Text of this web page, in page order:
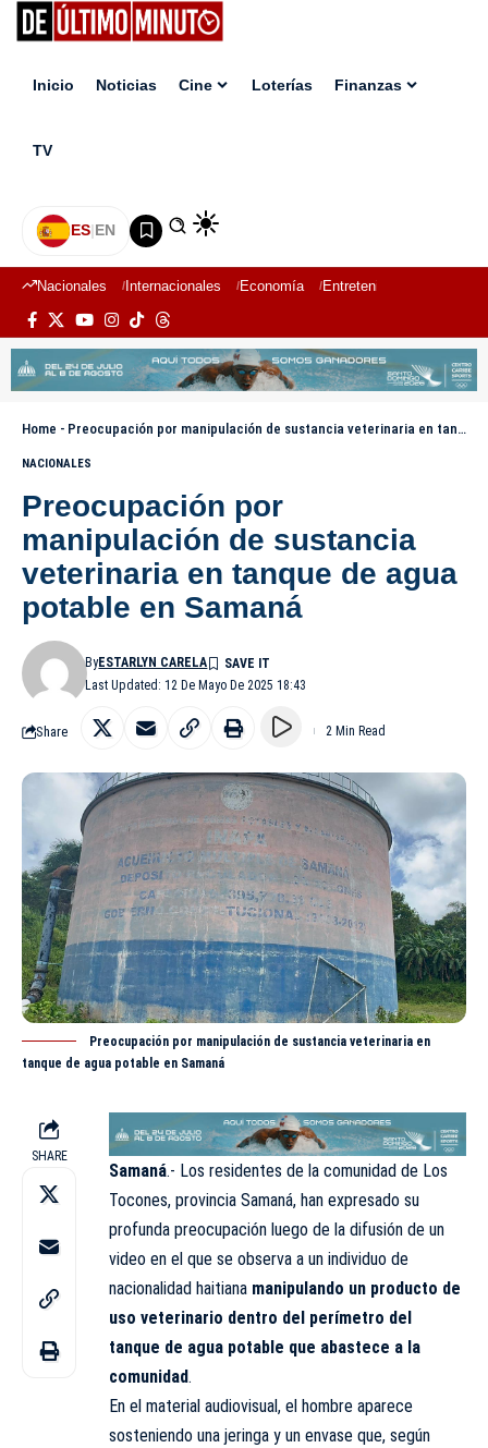
Inicio Noticias Cine Loterías Finanzas
TV
ES|EN
Nacionales Internacionales Economía Entretenimiento
Home - Preocupación por manipulación de sustancia veterinaria en tanque de agua potable en Samaná
NACIONALES
Preocupación por
manipulación de sustancia
veterinaria en tanque de agua
potable en Samaná
Last Updated: 12 De Mayo De 2025 18:43
ByESTARLYN CARELA
Share 2 Min Read
Preocupación por manipulación de sustancia veterinaria en
tanque de agua potable en Samaná
SHARE
Samaná.- Los residentes de la comunidad de Los
Tocones, provincia Samaná, han expresado su
profunda preocupación luego de la difusión de un
video en el que se observa a un individuo de
nacionalidad haitiana manipulando un producto de
uso veterinario dentro del perímetro del
tanque de agua potable que abastece a la
comunidad.
En el material audiovisual, el hombre aparece
sosteniendo una jeringa y un envase que, según